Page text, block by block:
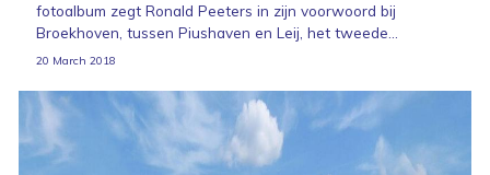
fotoalbum zegt Ronald Peeters in zijn voorwoord bij
Broekhoven, tussen Piushaven en Leij, het tweede...
20 March 2018